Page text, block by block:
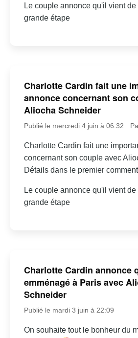
Le couple annonce qu'il vient
grande étape
Charlotte Cardin fait une
annonce concernant son
Aliocha Schneider
Publié le mercredi 4 juin à 06:32
Charlotte Cardin fait une
concernant son couple avec
Détails dans le premier
Le couple annonce qu'il vient
grande étape
Charlotte Cardin annonce
emménagé à Paris avec
Schneider
Publié le mardi 3 juin à 22:09
On souhaite tout le bonheur du